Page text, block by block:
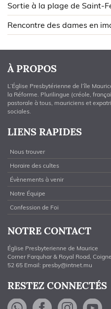
Sortie à la plage de Saint-
Rencontre des dames en
À PROPOS
L’Église Presbytérienne de l’île
la Réforme. Plurilingue (créole,
pastorale à tous, mauriciens et
sociales.
LIENS RAPIDES
Nous trouver
Horaire des cultes
Évènements à venir
Notre Équipe
Confession de Foi
NOTRE CONTACT
Église Presbyterienne de Maurice
Corner Farquhar & Royal Road,
52 65 Email: presby@intnet.mu
RESTEZ CONNECTÉS